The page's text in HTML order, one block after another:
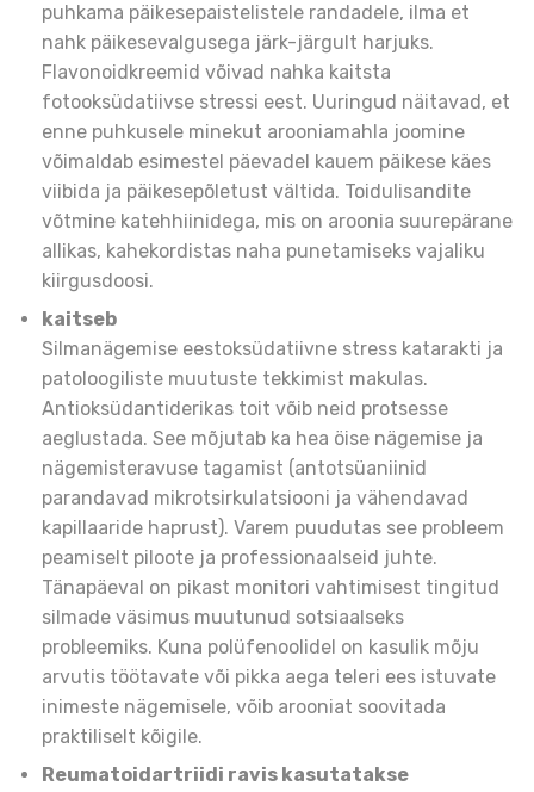
puhkama päikesepaistelistele randadele, ilma et
nahk päikesevalgusega järk-järgult harjuks.
Flavonoidkreemid võivad nahka kaitsta
fotooksüdatiivse stressi eest. Uuringud näitavad, et
enne puhkusele minekut arooniamahla joomine
võimaldab esimestel päevadel kauem päikese käes
viibida ja päikesepõletust vältida. Toidulisandite
võtmine katehhiinidega, mis on aroonia suurepärane
allikas, kahekordistas naha punetamiseks vajaliku
kiirgusdoosi.
kaitseb
Silmanägemise eestoksüdatiivne stress katarakti ja
patoloogiliste muutuste tekkimist makulas.
Antioksüdantiderikas toit võib neid protsesse
aeglustada. See mõjutab ka hea öise nägemise ja
nägemisteravuse tagamist (antotsüaniinid
parandavad mikrotsirkulatsiooni ja vähendavad
kapillaaride haprust). Varem puudutas see probleem
peamiselt piloote ja professionaalseid juhte.
Tänapäeval on pikast monitori vahtimisest tingitud
silmade väsimus muutunud sotsiaalseks
probleemiks. Kuna polüfenoolidel on kasulik mõju
arvutis töötavate või pikka aega teleri ees istuvate
inimeste nägemisele, võib arooniat soovitada
praktiliselt kõigile.
Reumatoidartriidi ravis kasutatakse